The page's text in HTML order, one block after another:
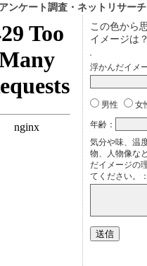
ンケート調査・ネットリサーチ